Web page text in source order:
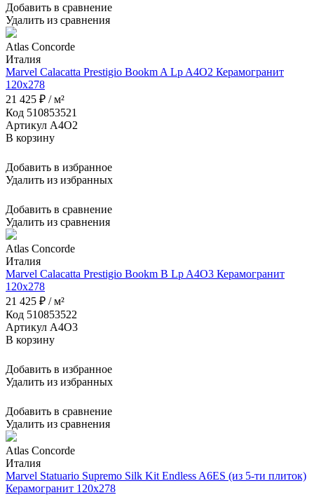
Добавить в сравнение
Удалить из сравнения
Atlas Concorde
Италия
Marvel Calacatta Prestigio Bookm A Lp A4O2 Керамогранит
120x278
21 425 ₽ / м²
Код 510853521
Артикул A4O2
В корзину
Добавить в избранное
Удалить из избранных
Добавить в сравнение
Удалить из сравнения
Atlas Concorde
Италия
Marvel Calacatta Prestigio Bookm B Lp A4O3 Керамогранит
120x278
21 425 ₽ / м²
Код 510853522
Артикул A4O3
В корзину
Добавить в избранное
Удалить из избранных
Добавить в сравнение
Удалить из сравнения
Atlas Concorde
Италия
Marvel Statuario Supremo Silk Kit Endless A6ES (из 5-ти плиток)
Керамогранит 120x278